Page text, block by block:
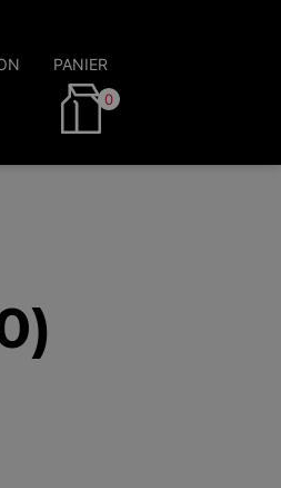
PANIER
0